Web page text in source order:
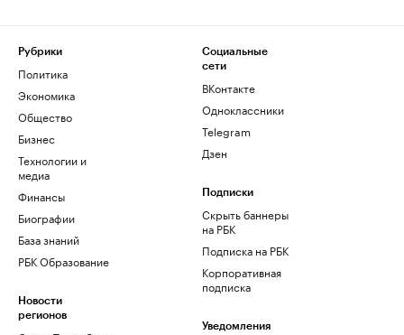
Рубрики
Политика
Экономика
Общество
Бизнес
Технологии и
медиа
Финансы
Биографии
База знаний
РБК Образование
Новости
регионов
Социальные
сети
ВКонтакте
Одноклассники
Telegram
Дзен
Подписки
Скрыть баннеры
на РБК
Подписка на РБК
Корпоративная
подписка
Уведомления